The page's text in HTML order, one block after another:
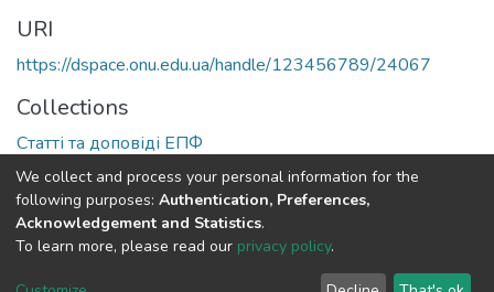
URI
https://dspace.onu.edu.ua/handle/123456789/24067
Collections
Статті та доповіді ЕПФ
Full item page
DSpace software copyright © 2009-2026
Cookie End User Send
We collect and process your personal information for the
following purposes: Authentication, Preferences,
Acknowledgement and Statistics.
To learn more, please read our privacy policy.